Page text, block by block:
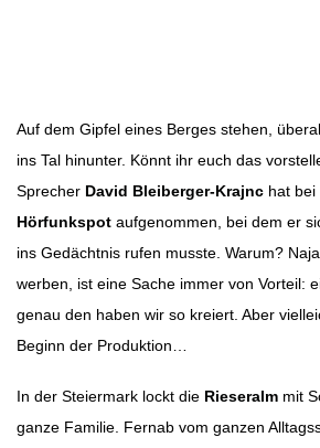
Auf dem Gipfel eines Berges stehen,
ins Tal hinunter. Könnt ihr euch das
Sprecher David Bleiberger-Krajnc hat bei
Hörfunkspot aufgenommen, bei dem er
ins Gedächtnis rufen musste. Warum?
werben, ist eine Sache immer von Vorteil:
genau den haben wir so kreiert. Aber
Beginn der Produktion…
In der Steiermark lockt die Rieseralm mit
ganze Familie. Fernab vom ganzen